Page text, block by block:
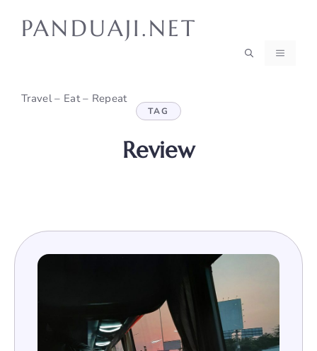
PANDUAJI.NET
Travel – Eat – Repeat
MENU
TAG
Review